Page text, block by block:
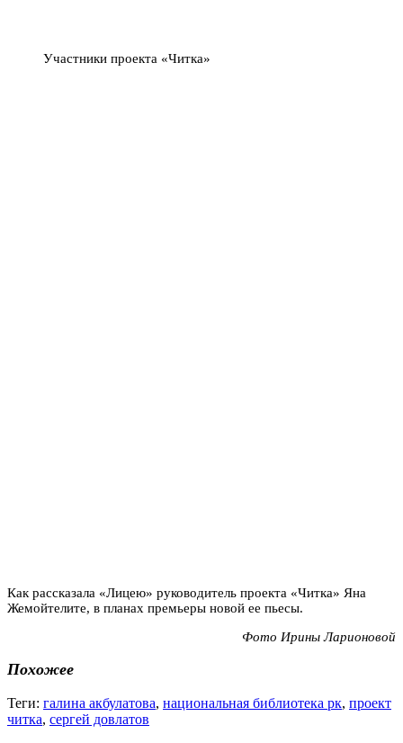
Участники проекта «Читка»
Как рассказала «Лицею» руководитель проекта «Читка» Яна
Жемойтелите, в планах премьеры новой ее пьесы.
Фото Ирины Ларионовой
Похожее
Теги: галина акбулатова, национальная библиотека рк, проект
читка, сергей довлатов